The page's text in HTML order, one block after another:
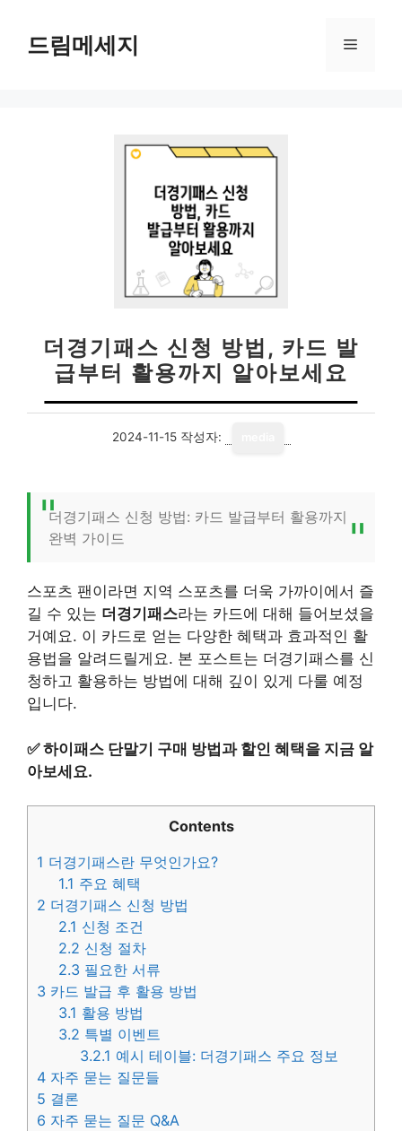
드림메세지 메
더경기패스 신청 방법, 카드 발
급부터 활용까지 알아보세요
2024-11-15 작성자:
더경기패스 신청 방법: 카드 발급부터 활용까지
완벽 가이드
스포츠 팬이라면 지역 스포츠를 더욱 가까이에서 즐
길 수 있는 더경기패스라는 카드에 대해 들어보셨을
거예요. 이 카드로 얻는 다양한 혜택과 효과적인 활
용법을 알려드릴게요. 본 포스트는 더경기패스를 신
청하고 활용하는 방법에 대해 깊이 있게 다룰 예정
입니다.
✅하이패스 단말기 구매 방법과 할인 혜택을 지금 알
아보세요.
Contents
1 더경기패스란 무엇인가요?
1.1 주요 혜택
2 더경기패스 신청 방법
2.1 신청 조건
2.2 신청 절차
2.3 필요한 서류
3 카드 발급 후 활용 방법
3.1 활용 방법
3.2 특별 이벤트
3.2.1 예시 테이블: 더경기패스 주요 정보
4 자주 묻는 질문들
5 결론
6 자주 묻는 질문 Q&A